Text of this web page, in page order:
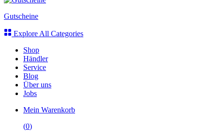
Gutscheine
Explore All Categories
Shop
Händler
Service
Blog
Über uns
Jobs
Mein Warenkorb
(0)